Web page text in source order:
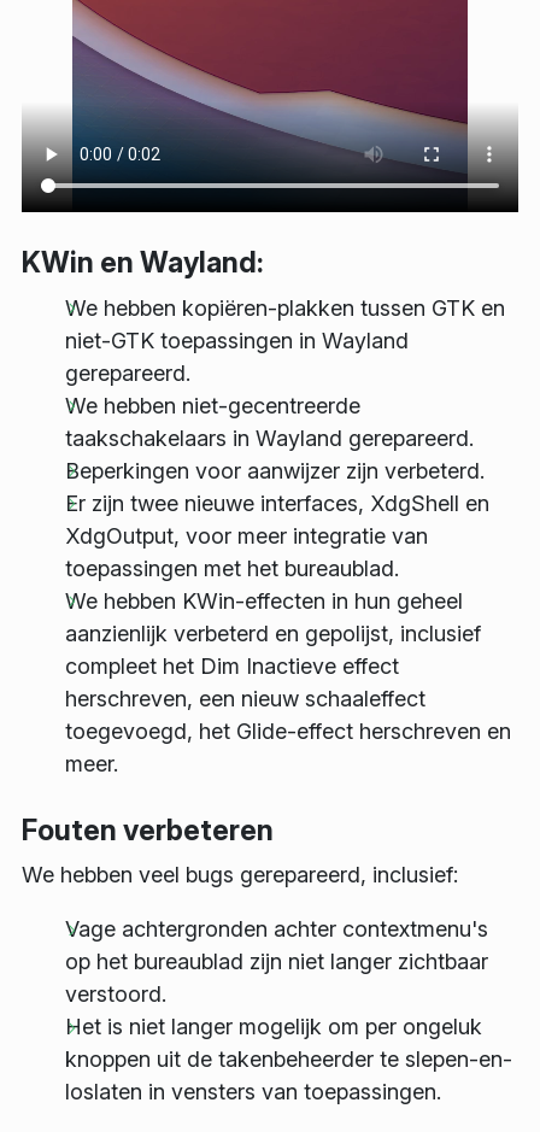
KWin en Wayland:
We hebben kopiëren-plakken tussen GTK en
niet-GTK toepassingen in Wayland
gerepareerd.
We hebben niet-gecentreerde
taakschakelaars in Wayland gerepareerd.
Beperkingen voor aanwijzer zijn verbeterd.
Er zijn twee nieuwe interfaces, XdgShell en
XdgOutput, voor meer integratie van
toepassingen met het bureaublad.
We hebben KWin-effecten in hun geheel
aanzienlijk verbeterd en gepolijst, inclusief
compleet het Dim Inactieve effect
herschreven, een nieuw schaaleffect
toegevoegd, het Glide-effect herschreven en
meer.
Fouten verbeteren
We hebben veel bugs gerepareerd, inclusief:
Vage achtergronden achter contextmenu's
op het bureaublad zijn niet langer zichtbaar
verstoord.
Het is niet langer mogelijk om per ongeluk
knoppen uit de takenbeheerder te slepen-en-
loslaten in vensters van toepassingen.